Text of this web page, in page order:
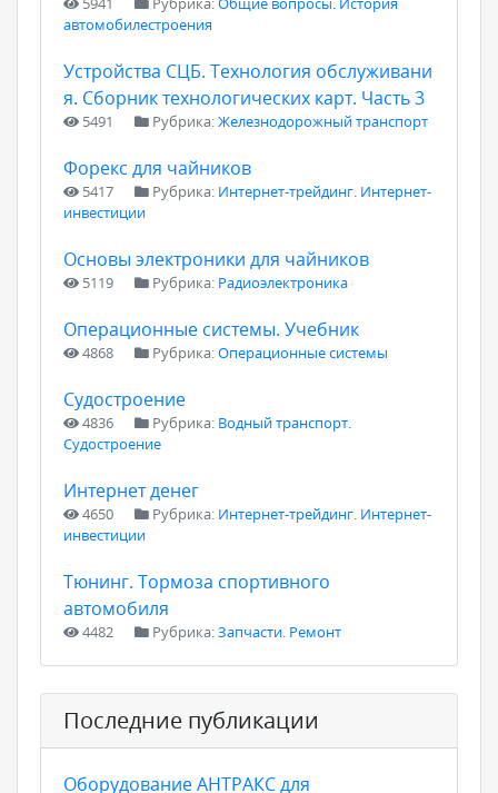
автомобилестроения
Устройства СЦБ. Технология обслуживани
я. Сборник технологических карт. Часть 3
5491 Рубрика:Железнодорожный транспорт
Форекс для чайников
5417 Рубрика: Интернет-трейдинг. Интернет-
инвестиции
Основы электроники для чайников
5119 Рубрика: Радиоэлектроника
Операционные системы. Учебник
4868 Рубрика:Операционные системы
Судостроение
4836 Рубрика: Водный транспорт.
Судостроение
Интернет денег
4650 Рубрика: Интернет-трейдинг. Интернет-
инвестиции
Тюнинг. Тормоза спортивного
автомобиля
4482 Рубрика:Запчасти. Ремонт
Последние публикации
Оборудование АНТРАКС для